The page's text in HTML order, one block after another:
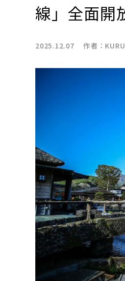
線」全面開
2025.12.07 作者：